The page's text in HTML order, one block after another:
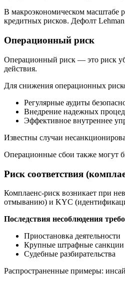
В макроэкономическом масштабе
кредитных рисков. Дефолт
Операционный риск
Операционный риск — это риск
действия.
Для снижения операционных
Регулярные аудиты
Внедрение надежных
Эффективное внутреннее
Известны случаи
Операционные сбои также могут
Риск соответствия
Комплаенс-риск возникает при
отмыванию) и KYC
Последствия несоблюдения
Приостановка деятельности
Крупные штрафные санкции
Судебные разбирательства
Распространенные примеры: